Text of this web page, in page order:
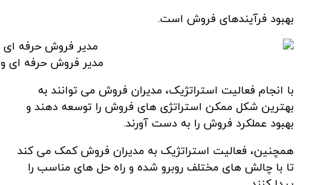
بهبود فرآیندهای فروش است.
مدیر فروش حرفه ای
با انجام فعالیت استراتژیک، مدیران فروش می توانند به
بهترین شکل ممکن استراتژی های فروش را توسعه دهند و
بهبود عملکرد فروش را به دست آورند.
همچنین، فعالیت استراتژیک به مدیران فروش کمک می کند
تا با چالش های مختلف روبرو شده و راه حل های مناسب را